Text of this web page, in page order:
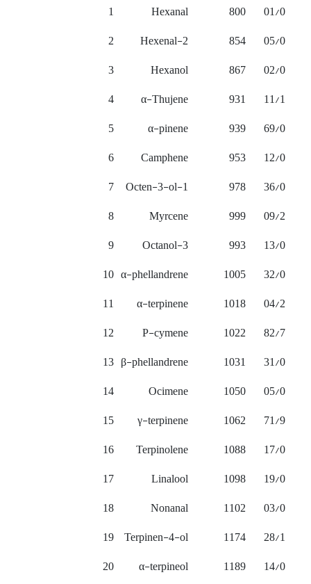
01/0
800
Hexanal
1
05/0
854
2-Hexenal
2
02/0
867
Hexanol
3
11/1
931
α-Thujene
4
69/0
939
α-pinene
5
12/0
953
Camphene
6
36/0
978
1-Octen-3-ol
7
09/2
999
Myrcene
8
13/0
993
3-Octanol
9
32/0
1005
α-phellandrene
10
04/2
1018
α-terpinene
11
82/7
1022
P-cymene
12
31/0
1031
β-phellandrene
13
05/0
1050
Ocimene
14
71/9
1062
γ-terpinene
15
17/0
1088
Terpinolene
16
19/0
1098
Linalool
17
03/0
1102
Nonanal
18
28/1
1174
Terpinen-4-ol
19
14/0
1189
α-terpineol
20